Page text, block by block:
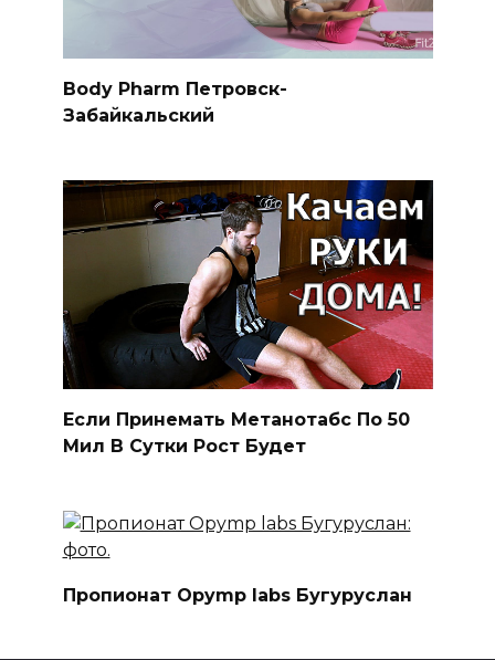
Body Pharm Петровск-
Забайкальский
Если Принемать Метанотабс По 50
Мил В Сутки Рост Будет
Пропионат Opymp labs Бугуруслан